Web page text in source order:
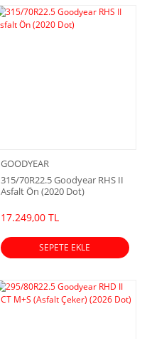
GOODYEAR
315/70R22.5 Goodyear RHS II
Asfalt Ön (2020 Dot)
17.249,00 TL
SEPETE EKLE